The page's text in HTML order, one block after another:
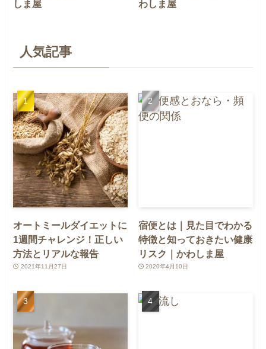
しま屋
わしま屋
人気記事
オートミールダイエットに
1週間チャレンジ！正しい
方法とリアルな報告
2021年11月27日
宿便とは｜見た目でわかる
特徴と知っておきたい健康
リスク｜かわしま屋
2020年4月10日